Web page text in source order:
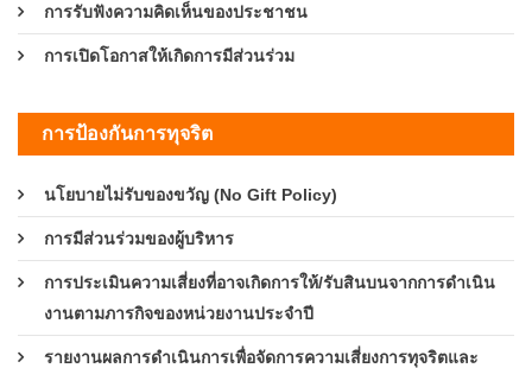
การรับฟังความคิดเห็นของประชาชน
การเปิดโอกาสให้เกิดการมีส่วนร่วม
การป้องกันการทุจริต
นโยบายไม่รับของขวัญ (No Gift Policy)
การมีส่วนร่วมของผู้บริหาร
การประเมินความเสี่ยงที่อาจเกิดการให้/รับสินบนจากการดำเนิน
งานตามภารกิจของหน่วยงานประจำปี
รายงานผลการดำเนินการเพื่อจัดการความเสี่ยงการทุจริตและ